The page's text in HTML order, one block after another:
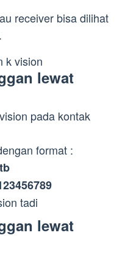
receiver bisa dilihat
lewat
pada kontak
format :
tadi
lewat